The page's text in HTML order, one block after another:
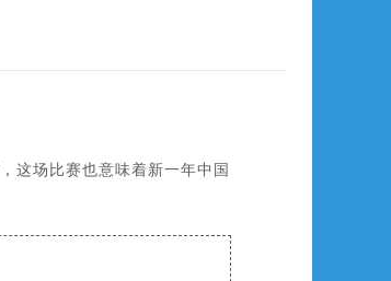
这场比赛也意味着新一年中国